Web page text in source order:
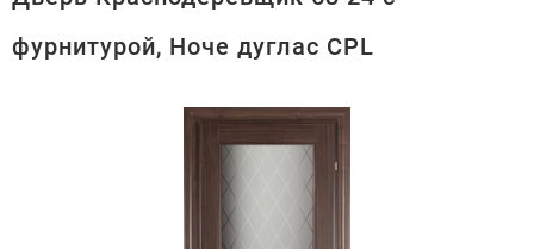
фурнитурой, Ноче дуглас CPL